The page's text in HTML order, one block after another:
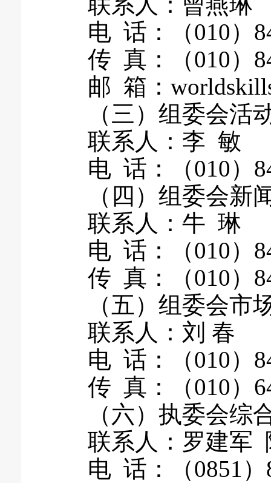
电 话：（010）
传 真：（010）
邮 箱：
（三）组委会活
联系人：李 敏
电 话：（010）
（四）组委会新
联系人：牛 琳
电 话：（010）
传 真：（010）
（五）组委会市
联系人：刘 春
电 话：（010）
传 真：（010）
（六）执委会综
联系人：罗建军
电 话：（0851）